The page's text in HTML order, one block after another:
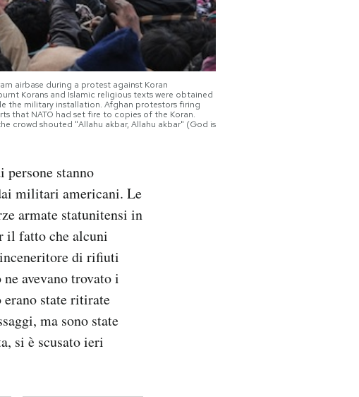
airbase during a protest against Koran
Korans and Islamic religious texts were obtained
the military installation. Afghan protestors firing
that NATO had set fire to copies of the Koran.
crowd shouted "Allahu akbar, Allahu akbar" (God is
stanno
militari americani. Le
armate statunitensi in
il fatto che alcuni
di rifiuti
avevano trovato i
state ritirate
ma sono state
si è scusato ieri